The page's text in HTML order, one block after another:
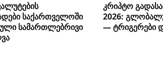
საქართველოში
სამართლებრივი
კრიპტო
2026:
— ტრიგერები